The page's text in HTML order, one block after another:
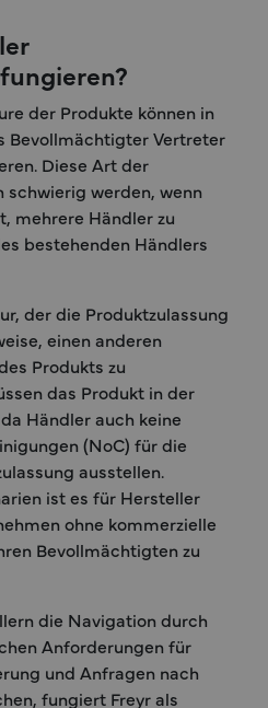
der Produkte können in
Bevollmächtigter Vertreter
Diese Art der
werden, wenn
mehrere Händler zu
bestehenden Händlers
der die Produktzulassung
einen anderen
Produkts zu
das Produkt in der
Händler auch keine
(NoC) für die
ausstellen.
ist es für Hersteller
ohne kommerzielle
Bevollmächtigten zu
die Navigation durch
Anforderungen für
und Anfragen nach
fungiert Freyr als